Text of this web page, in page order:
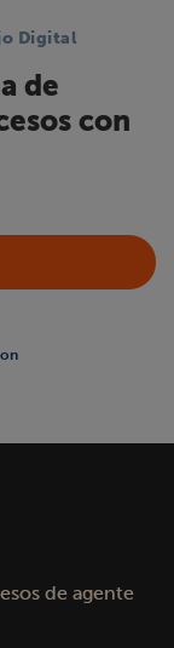
Digital
de
con
de agente